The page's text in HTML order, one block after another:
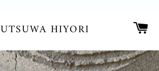
UTSUWA HIYORI